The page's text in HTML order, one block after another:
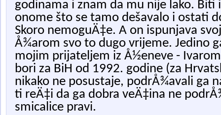
godinama i znam da mu nije lako. Biti
onome što se tamo dešavalo i ostati
Skoro nemoguÄ‡e. A on ispunjava
Å¾arom svo to dugo vrijeme. Jedino
mojim prijateljem iz Å½eneve -
bori za BiH od 1992. godine (za
nikako ne posustaje, podrÅ¾avali ga
ti reÄ‡i da ga dobra veÄ‡ina ne
smicalice pravi.